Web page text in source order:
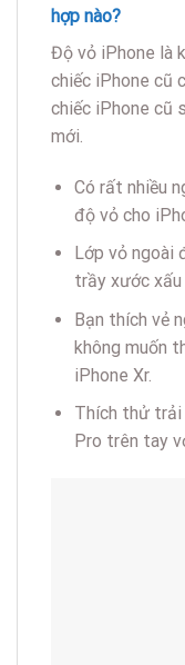
hợp nào?
Độ vỏ iPhone là
chiếc iPhone cũ
chiếc iPhone cũ
mới.
Có rất nhiều
độ vỏ cho
Lớp vỏ ngoài
trầy xước
Bạn thích vẻ
không muốn
iPhone Xr.
Thích thử trải
Pro trên tay